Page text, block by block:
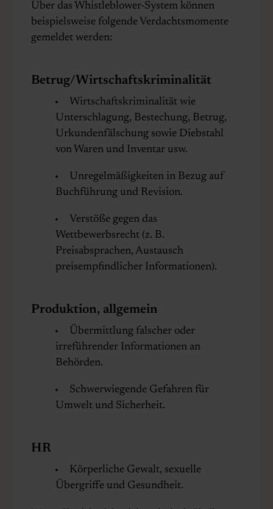
Über das Whistleblower-System können
beispielsweise folgende Verdachtsmomente
gemeldet werden:
Betrug/Wirtschaftskriminalität
Wirtschaftskriminalität wie
Unterschlagung, Bestechung, Betrug,
Urkundenfälschung sowie Diebstahl
von Waren und Inventar usw.
Unregelmäßigkeiten in Bezug auf
Buchführung und Revision.
Verstöße gegen das
Wettbewerbsrecht (z. B.
Preisabsprachen, Austausch
preisempfindlicher Informationen).
Produktion, allgemein
Übermittlung falscher oder
irreführender Informationen an
Behörden.
Schwerwiegende Gefahren für
Umwelt und Sicherheit.
HR
Körperliche Gewalt, sexuelle
Übergriffe und Gesundheit.